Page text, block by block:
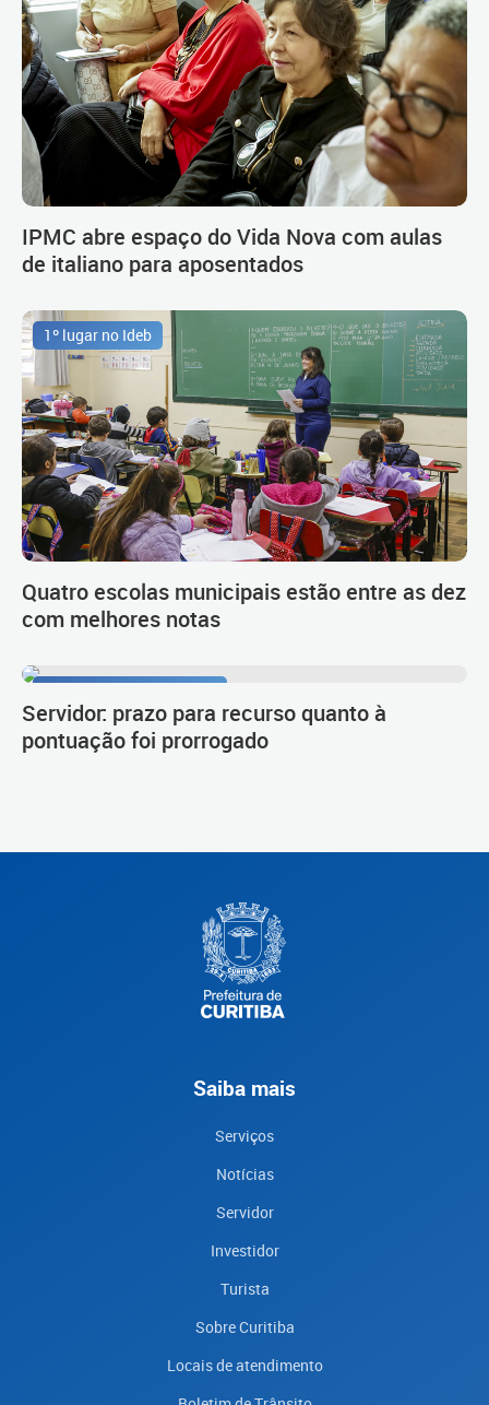
IPMC abre espaço do Vida Nova com aulas
de italiano para aposentados
1º lugar no Ideb
Quatro escolas municipais estão entre as dez
com melhores notas
Servidor: prazo para recurso quanto à
pontuação foi prorrogado
Saiba mais
Serviços
Notícias
Servidor
Investidor
Turista
Sobre Curitiba
Locais de atendimento